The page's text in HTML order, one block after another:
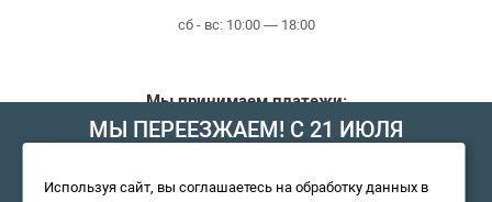
МЫ ПЕРЕЕЗЖАЕМ! С 21 ИЮЛЯ
МАГАЗИН БУДЕТ РАБОТАТЬ ПО
сб - вс: 10:00 — 18:00
Мы принимаем платежи:
Используя сайт, вы соглашаетесь на обработку данных в